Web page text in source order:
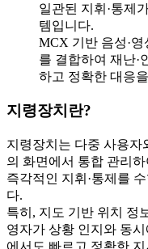
일관된 지휘·통제
템입니다.
MCX 기반 음성·영
를 결합하여 재난·
하고 정확한 대응
지령장치란?
지령장치는 다중 사용자
의 화면에서 통합 관리
즉각적인 지휘·통제를
다.
특히, 지도 기반 위치 정
영자가 상황 인지와 동
에서도 빠르고 정확한